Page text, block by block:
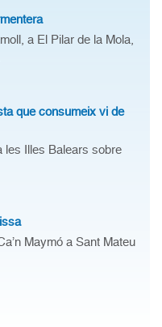
a El Pilar de la Mola,
que consumeix vi de
les Illes Balears sobre
Maymó a Sant Mateu